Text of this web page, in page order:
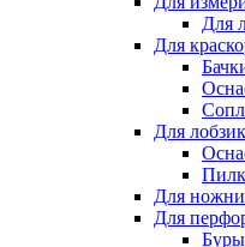
Для
Для
Для
Для
Для
Буры